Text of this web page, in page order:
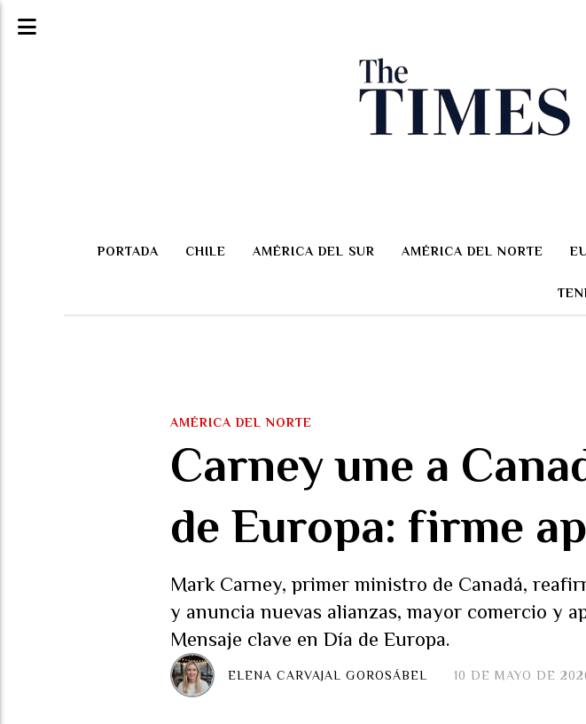
PORTADA CHILE AMÉRICA DEL SUR AMÉRICA DEL NORTE
Carney une a
de Europa: firme
Mark Carney, primer ministro de Canadá,
y anuncia nuevas alianzas, mayor comercio y
Mensaje clave en Día de Europa.
AMÉRICA DEL NORTE
10 DE MAYO DE
ELENA CARVAJAL GOROSÁBEL